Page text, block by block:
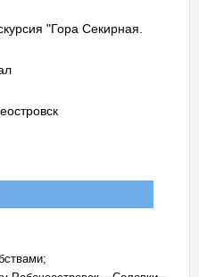
"Гора Секирная.